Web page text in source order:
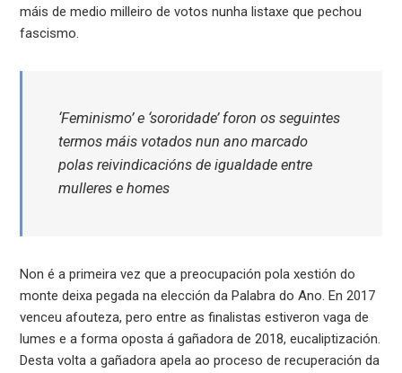
máis de medio milleiro de votos nunha listaxe que pechou
fascismo.
‘Feminismo’ e ‘sororidade’ foron os seguintes
termos máis votados nun ano marcado
polas reivindicacións de igualdade entre
mulleres e homes
Non é a primeira vez que a preocupación pola xestión do
monte deixa pegada na elección da Palabra do Ano. En 2017
venceu afouteza, pero entre as finalistas estiveron vaga de
lumes e a forma oposta á gañadora de 2018, eucaliptización.
Desta volta a gañadora apela ao proceso de recuperación da